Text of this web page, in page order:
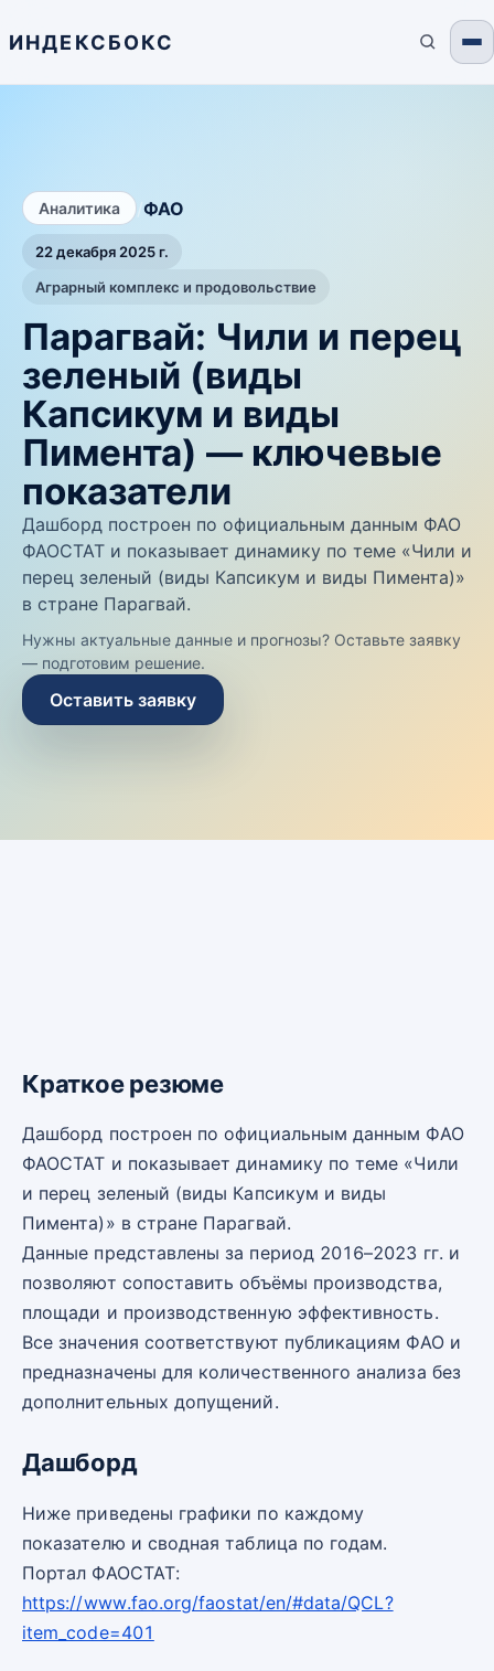
ИНДЕКСБОКС
Аналитика ФАО
22 декабря 2025 г.
Аграрный комплекс и продовольствие
Парагвай: Чили и перец
зеленый (виды
Капсикум и виды
Пимента) — ключевые
показатели
Дашборд построен по официальным данным ФАО
ФАОСТАТ и показывает динамику по теме «Чили и
перец зеленый (виды Капсикум и виды Пимента)»
в стране Парагвай.
Нужны актуальные данные и прогнозы? Оставьте заявку
— подготовим решение.
Оставить заявку
Краткое резюме
Дашборд построен по официальным данным ФАО
ФАОСТАТ и показывает динамику по теме «Чили
и перец зеленый (виды Капсикум и виды
Пимента)» в стране Парагвай.
Данные представлены за период 2016–2023 гг. и
позволяют сопоставить объёмы производства,
площади и производственную эффективность.
Все значения соответствуют публикациям ФАО и
предназначены для количественного анализа без
дополнительных допущений.
Дашборд
Ниже приведены графики по каждому
показателю и сводная таблица по годам.
Портал ФАОСТАТ:
https://www.fao.org/faostat/en/#data/QCL?
item_code=401